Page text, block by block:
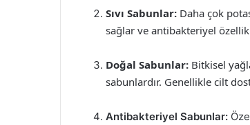
Sıvı Sabunlar: Daha çok
sağlar ve antibakteriyel
Doğal Sabunlar: Bitkisel
sabunlardır. Genellikle cilt
Antibakteriyel Sabunlar: